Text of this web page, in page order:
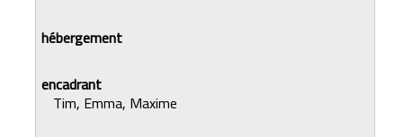
Tim, Emma, Maxime